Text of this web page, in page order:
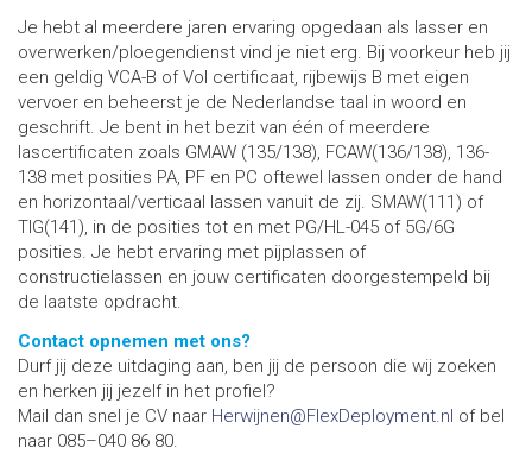
Je hebt al meerdere jaren ervaring opgedaan als lasser en
overwerken/ploegendienst vind je niet erg. Bij voorkeur heb jij
een geldig VCA-B of Vol certificaat, rijbewijs B met eigen
vervoer en beheerst je de Nederlandse taal in woord en
geschrift. Je bent in het bezit van één of meerdere
lascertificaten zoals GMAW (135/138), FCAW(136/138), 136-
138 met posities PA, PF en PC oftewel lassen onder de hand
en horizontaal/verticaal lassen vanuit de zij. SMAW(111) of
TIG(141), in de posities tot en met PG/HL-045 of 5G/6G
posities. Je hebt ervaring met pijplassen of
constructielassen en jouw certificaten doorgestempeld bij
de laatste opdracht.
Contact opnemen met ons?
Durf jij deze uitdaging aan, ben jij de persoon die wij zoeken
en herken jij jezelf in het profiel?
Mail dan snel je CV naar Herwijnen@FlexDeployment.nl of bel
naar 085–040 86 80.